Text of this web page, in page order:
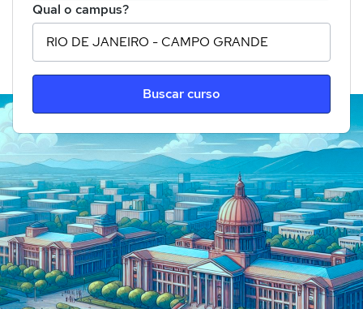
Qual o campus?
Buscar curso